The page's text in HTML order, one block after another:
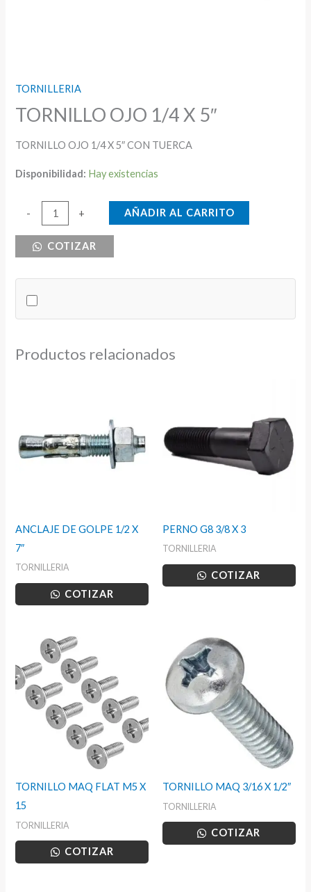
TORNILLERIA
TORNILLO OJO 1/4 X 5″
TORNILLO OJO 1/4 X 5″ CON TUERCA
Disponibilidad: Hay existencias
-
TORNILLO
cantidad
+ AÑADIR AL CARRITO
COTIZAR
Productos relacionados
ANCLAJE DE GOLPE 1/2 X
7″
TORNILLERIA
COTIZAR
PERNO G8 3/8 X 3
TORNILLERIA
COTIZAR
TORNILLO MAQ FLAT M5 X
15
TORNILLERIA
COTIZAR
TORNILLO MAQ 3/16 X 1/2″
TORNILLERIA
COTIZAR